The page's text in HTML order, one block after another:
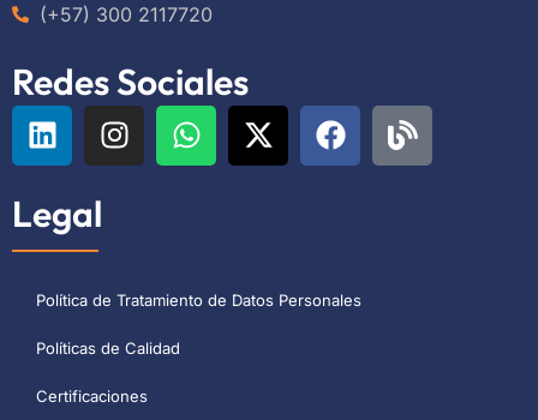
(+57) 300 2117720
Redes Sociales
Legal
Política de Tratamiento de Datos Personales
Políticas de Calidad
Certificaciones